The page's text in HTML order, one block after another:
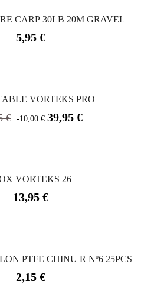
CARP 30LB 20M GRAVEL
Precio
5,95 €
VORTEKS PRO
€ -10,00 €
Precio
39,95 €
VORTEKS 26
Precio
13,95 €
PTFE CHINU R Nº6 25PCS
Precio
2,15 €